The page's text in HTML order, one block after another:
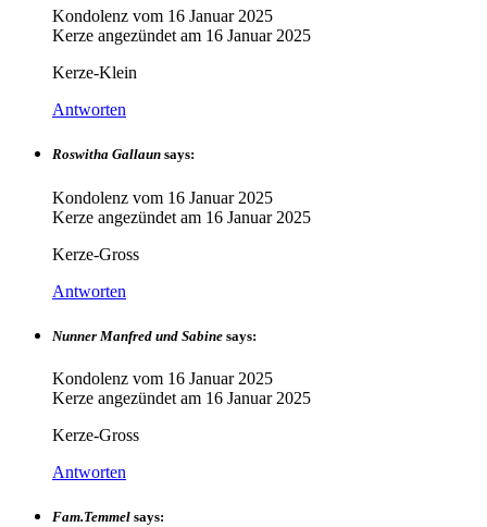
Kondolenz vom 16 Januar 2025
Kerze angezündet am 16 Januar 2025
Kerze-Klein
Antworten
Roswitha Gallaun says:
Kondolenz vom 16 Januar 2025
Kerze angezündet am 16 Januar 2025
Kerze-Gross
Antworten
Nunner Manfred und Sabine says:
Kondolenz vom 16 Januar 2025
Kerze angezündet am 16 Januar 2025
Kerze-Gross
Antworten
Fam.Temmel says: